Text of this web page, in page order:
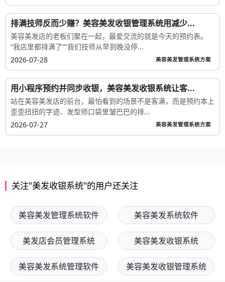
排满技师反而少赚？美容美发收银管理系统用减少...
美容美发店的老板们聚在一起，最爱交流的就是今天的预约表。
“我店里都排满了”“我们技师从早到晚没停...
2026-07-28
美容美发管理系统方案
用小程序预约并同步收银，美容美发收银系统让客...
站在美容美发店的前台，最怕看到的场景不是客满，而是预约本上
歪歪扭扭的字迹、发型师口袋里皱巴巴的排...
2026-07-27
美容美发管理系统方案
关注"美发收银系统"的用户还关注
美容美发管理系统软件 美容美发系统软件
美发店会员管理系统 美容美发收银系统
美容美发系统管理软件 美容美发收银管理系统